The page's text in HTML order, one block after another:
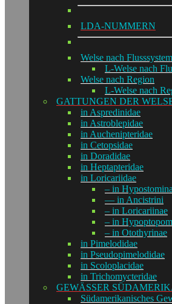
LDA-NUMMERN
Welse nach Flusssystem
L-Welse nach
Welse nach Region
L-Welse nach
GATTUNGEN DER
in Aspredinidae
in Astroblepidae
in Auchenipteridae
in Cetopsidae
in Doradidae
in Heptapteridae
in Loricariidae
– in
— in Ancistrini
– in Loricariinae
– in
– in Otothyrinae
in Pimelodidae
in Pseudopimelodidae
in Scoloplacidae
in Trichomycteridae
GEWÄSSER
Südamerikanisches